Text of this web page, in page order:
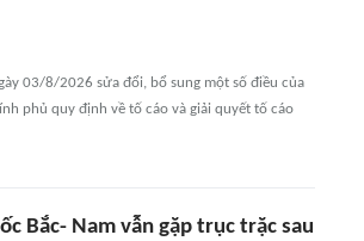
03/8/2026 sửa đổi, bổ sung một số điều của
phủ quy định về tố cáo và giải quyết tố cáo
Bắc- Nam vẫn gặp trục trặc sau